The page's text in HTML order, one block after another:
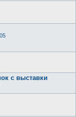
с выставки